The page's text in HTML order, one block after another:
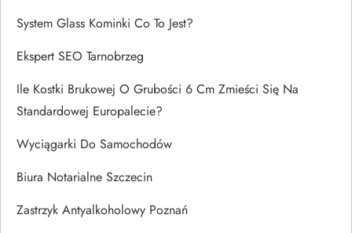
System Glass Kominki Co To Jest?
Ekspert SEO Tarnobrzeg
Ile Kostki Brukowej O Grubości 6 Cm Zmieści Się Na
Standardowej Europalecie?
Wyciągarki Do Samochodów
Biura Notarialne Szczecin
Zastrzyk Antyalkoholowy Poznań